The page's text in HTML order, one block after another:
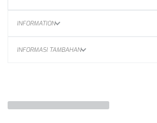
INFORMATION
INFORMASI TAMBAHAN